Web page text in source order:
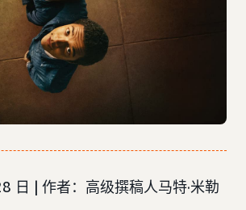
日 | 作者：高级撰稿人马特·米勒